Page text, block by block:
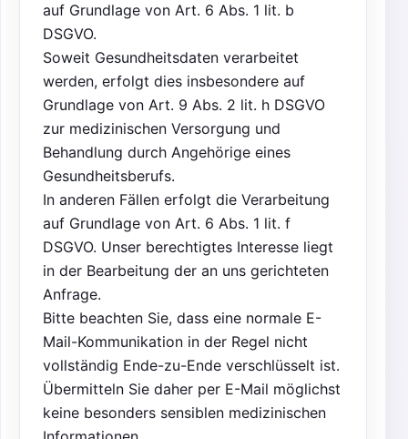
auf Grundlage von Art. 6 Abs. 1 lit. b
DSGVO.
Soweit Gesundheitsdaten verarbeitet
werden, erfolgt dies insbesondere auf
Grundlage von Art. 9 Abs. 2 lit. h DSGVO
zur medizinischen Versorgung und
Behandlung durch Angehörige eines
Gesundheitsberufs.
In anderen Fällen erfolgt die Verarbeitung
auf Grundlage von Art. 6 Abs. 1 lit. f
DSGVO. Unser berechtigtes Interesse liegt
in der Bearbeitung der an uns gerichteten
Anfrage.
Bitte beachten Sie, dass eine normale E-
Mail-Kommunikation in der Regel nicht
vollständig Ende-zu-Ende verschlüsselt ist.
Übermitteln Sie daher per E-Mail möglichst
keine besonders sensiblen medizinischen